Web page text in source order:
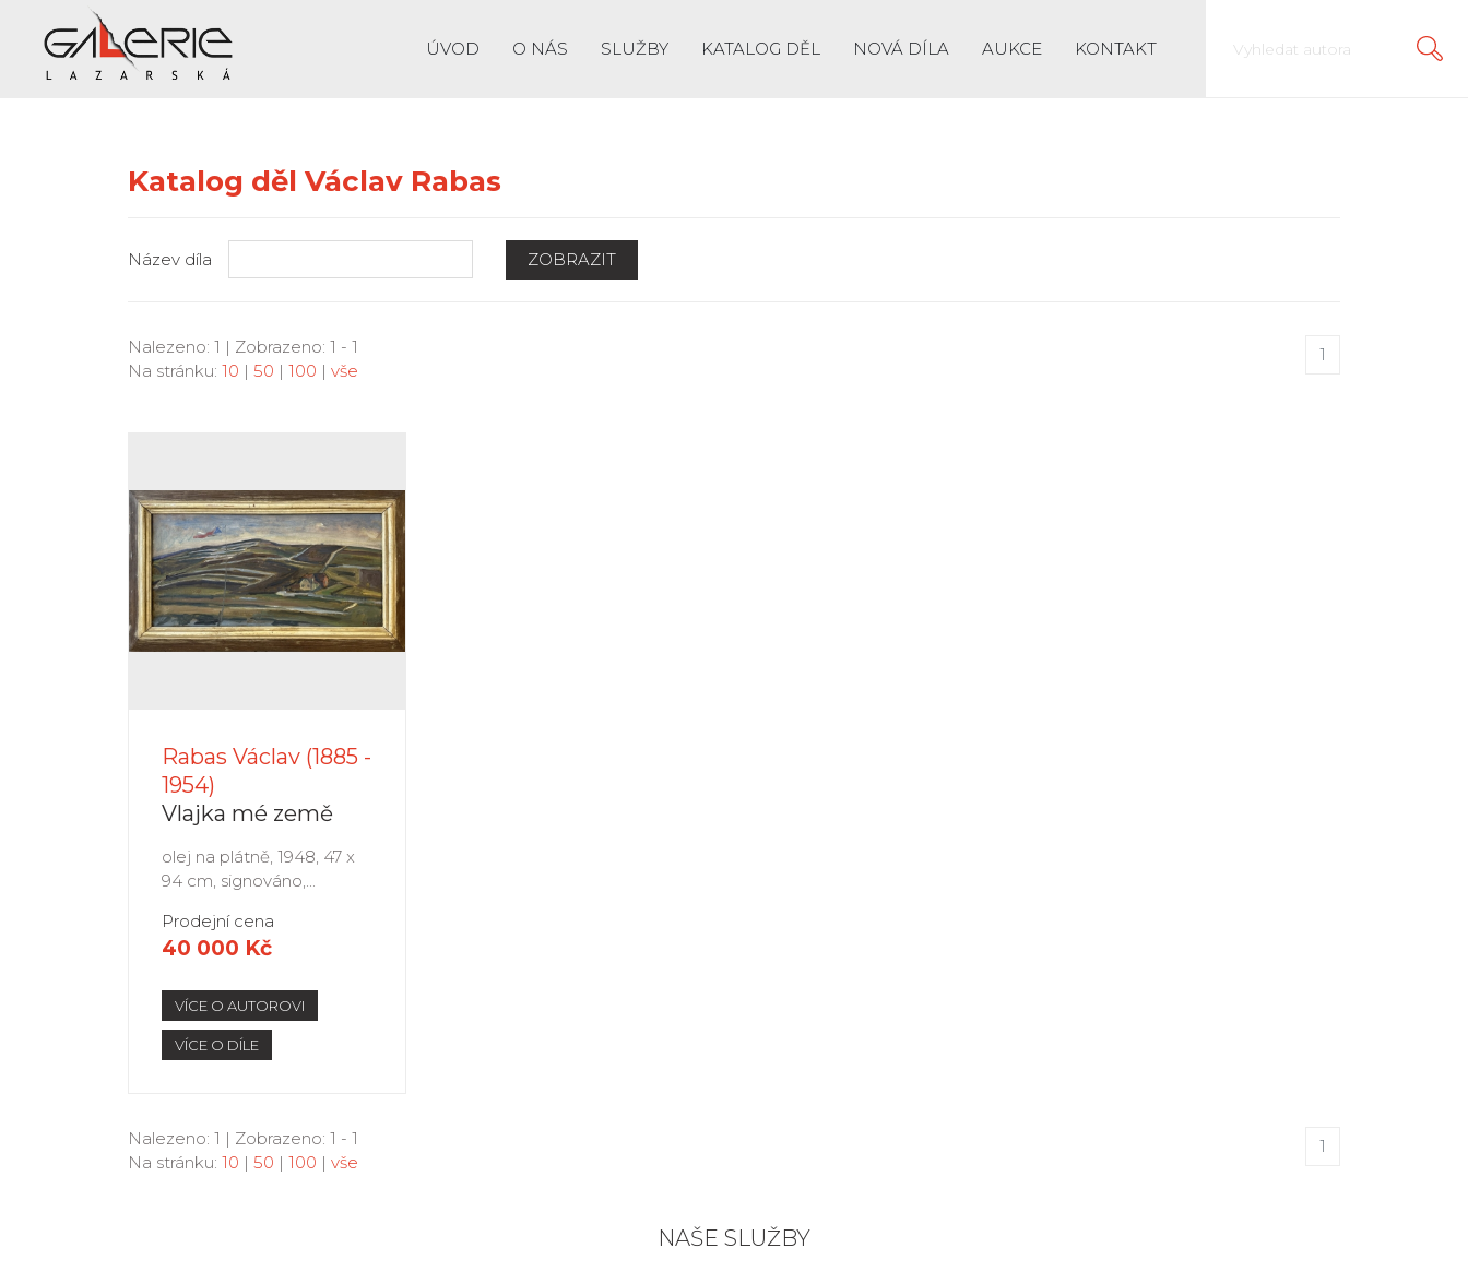
ÚVOD O NÁS SLUŽBY KATALOG DĚL NOVÁ DÍLA AUKCE KONTAKT
Katalog děl Václav Rabas
Název díla ZOBRAZIT
Nalezeno: 1 | Zobrazeno: 1 - 1
Na stránku: 10 | 50 | 100 | vše
1
Rabas Václav (1885 -
1954)
Vlajka mé země
olej na plátně, 1948, 47 x
94 cm, signováno,...
Prodejní cena
40 000 Kč
VÍCE O AUTOROVI
VÍCE O DÍLE
Nalezeno: 1 | Zobrazeno: 1 - 1
Na stránku: 10 | 50 | 100 | vše
1
NAŠE SLUŽBY